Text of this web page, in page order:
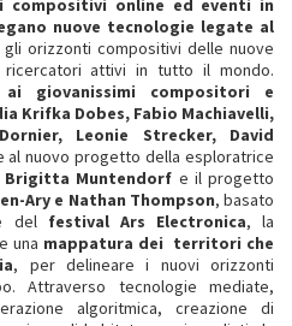
online ed eventi in
nuove tecnologie legate al
gli orizzonti compositivi delle nuove
attivi in tutto il mondo.
ai giovanissimi compositori e
Krifka Dobes, Fabio Machiavelli,
Leonie Strecker, David
al nuovo progetto della esploratrice
Brigitta Muntendorf e il progetto
Ary e Nathan Thompson, basato
del festival Ars Electronica, la
una mappatura dei territori che
, per delineare i nuovi orizzonti
Attraverso tecnologie mediate,
algoritmica, creazione di